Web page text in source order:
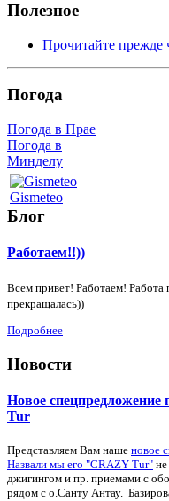
Полезное
Прочитайте прежде
Погода
Погода в Прае
Погода в
Минделу
Gismeteo
Блог
Работаем!!))
Всем привет! Работаем!
прекращалась))
Подробнее
Новости
Новое
Tur
Представляем Вам наше новое
Назвали мы его "CRAZY Tur"
джигингом и пр. приемами с
рядом с о.Санту Антау.